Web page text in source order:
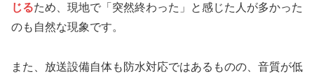
じるため、現地で「突然終わった」と感じた人が多かった
のも自然な現象です。
また、放送設備自体も防水対応ではあるものの、音質が低